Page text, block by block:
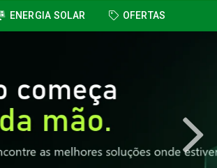
ENERGIA SOLAR OFERTAS